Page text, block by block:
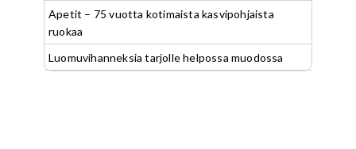
Apetit – 75 vuotta kotimaista kasvipohjaista
ruokaa
Luomuvihanneksia tarjolle helpossa muodossa